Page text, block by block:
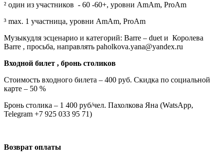
² один из участников - 60 -60+, уровни AmAm, ProAm
³ max. 1 участница, уровни AmAm, ProAm
Музыкудля эсценарио и категорий: Barre – duet и Королева
Barre , просьба, направлять paholkova.yana@yandex.ru
Входной билет , бронь столиков
Стоимость входного билета – 400 руб. Скидка по социальной
карте – 50 %
Бронь столика – 1 400 руб/чел. Пахолкова Яна (WatsApp,
Telegram +7 925 033 95 71)
Возврат оплаты